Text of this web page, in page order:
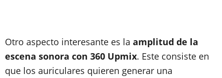
Otro aspecto interesante es la amplitud de la
escena sonora con 360 Upmix. Este consiste en
que los auriculares quieren generar una